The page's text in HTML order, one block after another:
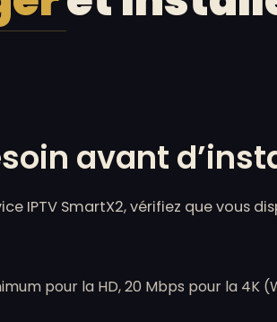
avant
IPTV SmartX2, vérifiez que vous
pour la HD, 20 Mbps pour la 4K